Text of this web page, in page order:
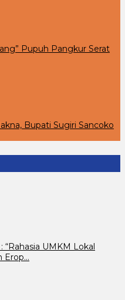
Pupuh Pangkur Serat
Bupati Sugiri Sancoko
UMKM Lokal
Erop…